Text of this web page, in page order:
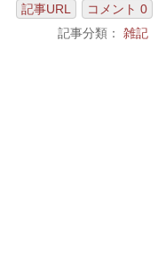
記事URL
コメント 0
記事分類： 雑記